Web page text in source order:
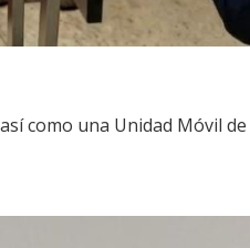
como una Unidad Móvil